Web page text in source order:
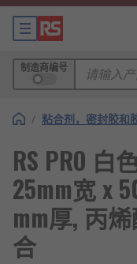
制造商编号
/ 粘合剂，密封胶和
RS PRO 白
25mm宽 x
mm厚, 丙
合